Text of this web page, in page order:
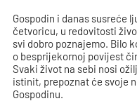
Gospodin i danas susreće
četvoricu, u redovitosti
svi dobro poznajemo. Bilo
o besprijekornoj povijest
Svaki život na sebi nosi
istinit, prepoznat će svoje
Gospodinu.